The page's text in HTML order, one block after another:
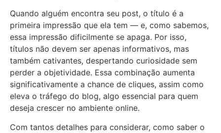
Quando alguém encontra seu post, o título é a
primeira impressão que ela tem — e, como sabemos,
essa impressão dificilmente se apaga. Por isso,
títulos não devem ser apenas informativos, mas
também cativantes, despertando curiosidade sem
perder a objetividade. Essa combinação aumenta
significativamente a chance de cliques, assim como
eleva o tráfego do blog, algo essencial para quem
deseja crescer no ambiente online.
Com tantos detalhes para considerar, como saber o